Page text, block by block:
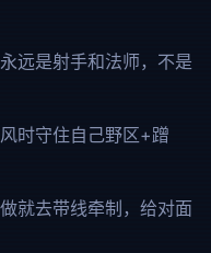
远是射手和法师，不是
时守住自己野区+蹭
就去带线牵制，给对面